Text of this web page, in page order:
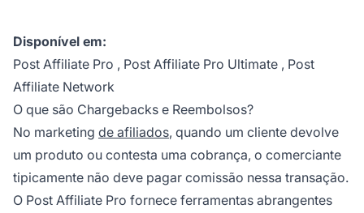
Disponível em:
Post Affiliate Pro , Post Affiliate Pro Ultimate , Post
Affiliate Network
O que são Chargebacks e Reembolsos?
No marketing de afiliados, quando um cliente devolve
um produto ou contesta uma cobrança, o comerciante
tipicamente não deve pagar comissão nessa transação.
O Post Affiliate Pro fornece ferramentas abrangentes